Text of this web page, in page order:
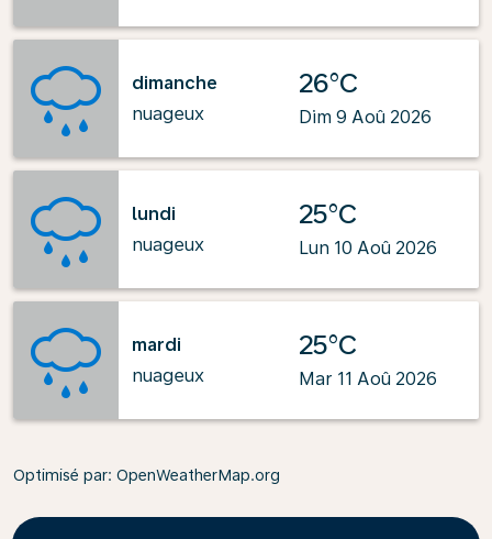
dimanche
nuageux
26°C
Dim 9 Aoû 2026
lundi
nuageux
25°C
Lun 10 Aoû 2026
mardi
nuageux
25°C
Mar 11 Aoû 2026
Optimisé par: OpenWeatherMap.org